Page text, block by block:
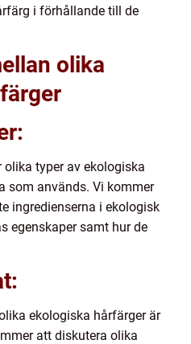
i förhållande till de
olika
typer av ekologiska
som används. Vi kommer
ingredienserna i ekologisk
egenskaper samt hur de
ekologiska hårfärger är
att diskutera olika